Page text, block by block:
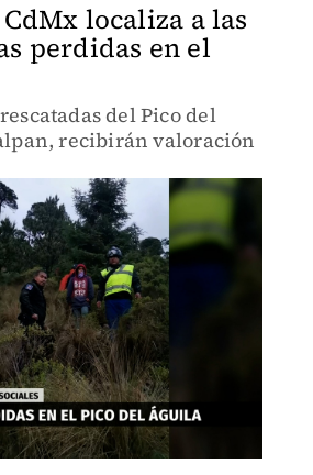
localiza a las
perdidas en el
del Pico del
recibirán valoración